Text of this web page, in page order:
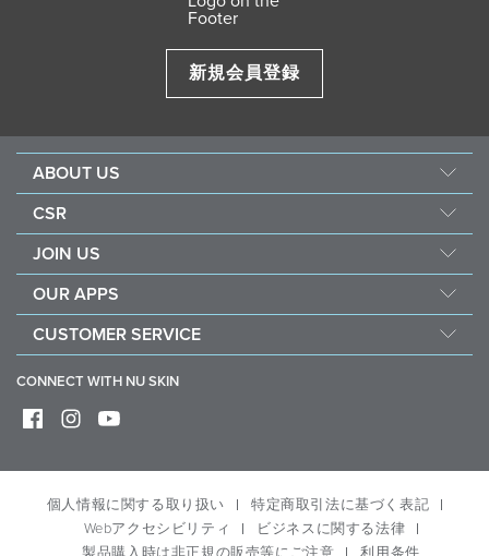
新規会員登録
ABOUT US
ニュースキンの研究・開発
製品ブランド
ニュースルーム
永井 花奈 選手 応援ページ
コンプライアンス
デジタル版カタログ
CSR
社会貢献活動
ナリッシュ ザ チルドレン
サステナビリティ
コミュニティ アウトリーチ
社会貢献活動に参加する
JOIN US
ブランド メンバーとは
定期購入（ADP）
OUR APPS
Nu Skin Stela
CUSTOMER SERVICE
配送・送料
公式コンテンツ一覧
CONNECT WITH NU SKIN
個人情報に関する取り扱い
特定商取引法に基づく表記
Webアクセシビリティ
ビジネスに関する法律
製品購入時は非正規の販売等にご注意
利用条件